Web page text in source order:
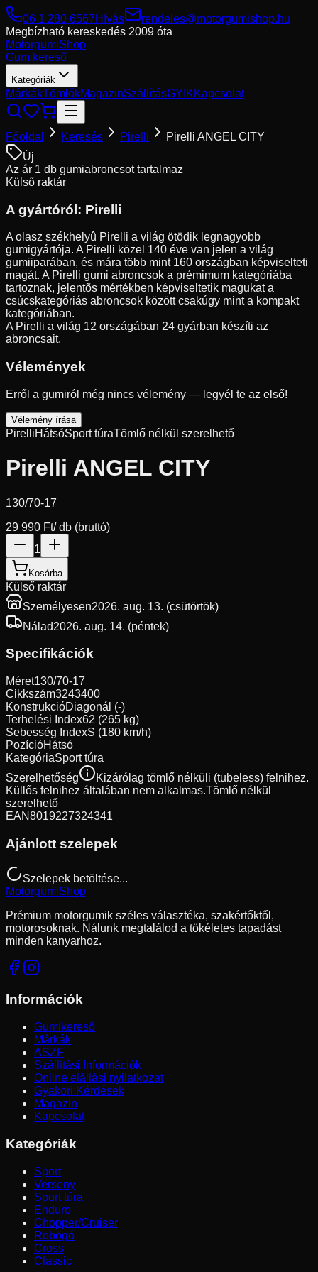
06 1 280 6567Hívás
rendeles@motorgumishop.hu
Megbízható kereskedés 2009 óta
MotorgumiShop
Gumikereső
Kategóriák
MárkákTömlőkMagazinSzállításGYIKKapcsolat
Főoldal Keresés Pirelli
Pirelli ANGEL CITY
Új
Az ár 1 db gumiabroncsot tartalmaz
Külső raktár
A gyártóról: Pirelli
A olasz székhelyû Pirelli a világ ötödik legnagyobb
gumigyártója. A Pirelli közel 140 éve van jelen a világ
gumiiparában, és mára több mint 160 országban képviselteti
magát. A Pirelli gumi abroncsok a prémimum kategóriába
tartoznak, jelentõs mértékben képviseltetik magukat a
csúcskategóriás abroncsok között csakúgy mint a kompakt
kategóriában.
A Pirelli a világ 12 országában 24 gyárban készíti az
abroncsait.
Vélemények
Erről a gumiról még nincs vélemény — legyél te az első!
Vélemény írása
PirelliHátsóSport túraTömlő nélkül szerelhető
Pirelli ANGEL CITY
130/70-17
29 990 Ft/ db (bruttó)
1
Kosárba
Külső raktár
Személyesen2026. aug. 13. (csütörtök)
Nálad2026. aug. 14. (péntek)
Specifikációk
Méret130/70-17
Cikkszám3243400
KonstrukcióDiagonál (-)
Terhelési Index62 (265 kg)
Sebesség IndexS (180 km/h)
PozícióHátsó
KategóriaSport túra
Szerelhetőség
Kizárólag tömlő nélküli (tubeless) felnihez.
Küllős felnihez általában nem alkalmas.Tömlő nélkül
szerelhető
EAN8019227324341
Ajánlott szelepek
Szelepek betöltése...
MotorgumiShop
Prémium motorgumik széles választéka, szakértőktől,
motorosoknak. Nálunk megtalálod a tökéletes tapadást
minden kanyarhoz.
Információk
Gumikereső
Márkák
ÁSZF
Szállítási Információk
Online elállási nyilatkozat
Gyakori Kérdések
Magazin
Kapcsolat
Kategóriák
Sport
Verseny
Sport túra
Enduro
Chopper/Cruiser
Robogó
Cross
Classic